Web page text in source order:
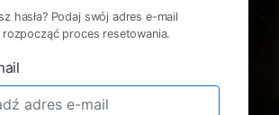
hasła? Podaj swój adres e-mail
rozpocząć proces resetowania.